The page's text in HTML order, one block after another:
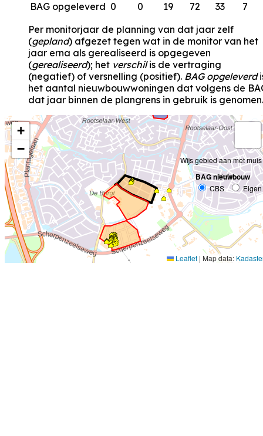
BAG opgeleverd 0 0 19 72 33
7
Per monitorjaar de planning van dat jaar zelf
(gepland) afgezet tegen wat in de monitor van het
jaar erna als gerealiseerd is opgegeven
(gerealiseerd); het verschilis de vertraging
(negatief) of versnelling (positief). BAG opgeleverd
het aantal nieuwbouwwoningen dat volgens de
dat jaar binnen de plangrens in gebruik is genomen.
+
−
Wijs gebied aan met muis
BAG nieuwbouw
CBS Eigen
Leaflet | Map data: